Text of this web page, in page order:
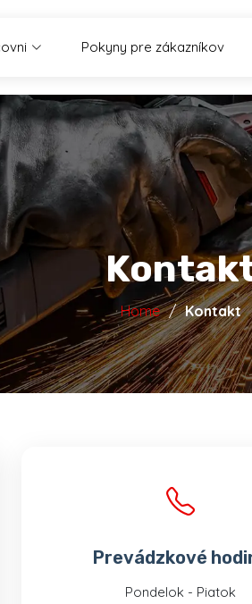
Pokyny pre zákazníkov
Home Kontakt
Prevádzkové
Pondelok - Piatok